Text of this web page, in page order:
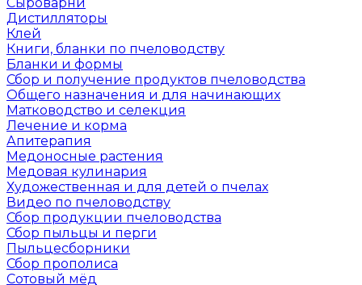
Дистилляторы
Клей
Книги, бланки по пчеловодству
Бланки и формы
Сбор и получение продуктов пчеловодства
Общего назначения и для начинающих
Матководство и селекция
Лечение и корма
Апитерапия
Медоносные растения
Медовая кулинария
Художественная и для детей о пчелах
Видео по пчеловодству
Сбор продукции пчеловодства
Сбор пыльцы и перги
Пыльцесборники
Сбор прополиса
Сотовый мёд